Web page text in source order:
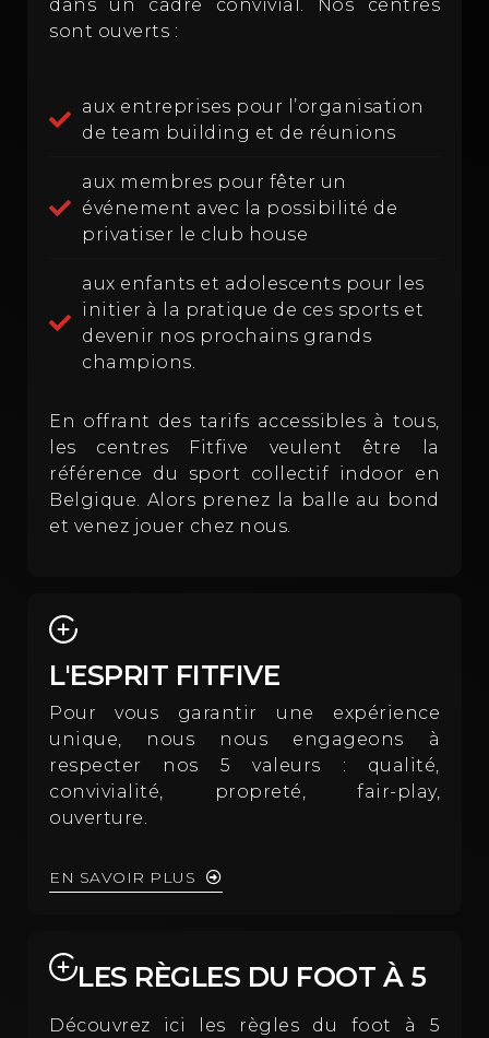
dans un cadre convivial. Nos centres
sont ouverts :
aux entreprises pour l’organisation
de team building et de réunions
aux membres pour fêter un
événement avec la possibilité de
privatiser le club house
aux enfants et adolescents pour les
initier à la pratique de ces sports et
devenir nos prochains grands
champions.
En offrant des tarifs accessibles à tous,
les centres Fitfive veulent être la
référence du sport collectif indoor en
Belgique. Alors prenez la balle au bond
et venez jouer chez nous.
L'ESPRIT FITFIVE
Pour vous garantir une expérience
unique, nous nous engageons à
respecter nos 5 valeurs : qualité,
convivialité, propreté, fair-play,
ouverture.
EN SAVOIR PLUS
LES RÈGLES DU FOOT À 5
Découvrez ici les règles du foot à 5